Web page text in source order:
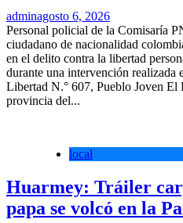
adminagosto 6, 2026
Personal policial de la Comisaría
ciudadano de nacionalidad
en el delito contra la libertad
durante una intervención realizada
Libertad N.° 607, Pueblo Joven El
provincia del...
local
Huarmey: Tráiler
papa se volcó en la